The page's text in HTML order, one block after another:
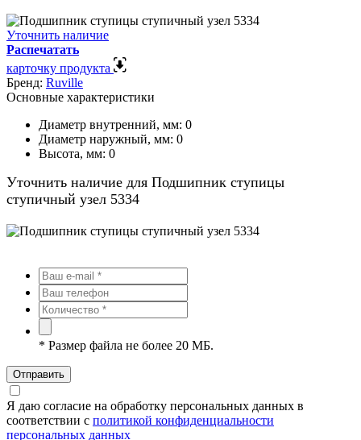
Уточнить наличие
Распечатать
карточку продукта
Бренд: Ruville
Основные характеристики
Диаметр внутренний, мм: 0
Диаметр наружный, мм: 0
Высота, мм: 0
Уточнить наличие для Подшипник ступицы
ступичный узел 5334
* Размер файла не более 20 МБ.
Отправить
Я даю согласие на обработку персональных данных в
соответствии с политикой конфиденциальности
персональных данных